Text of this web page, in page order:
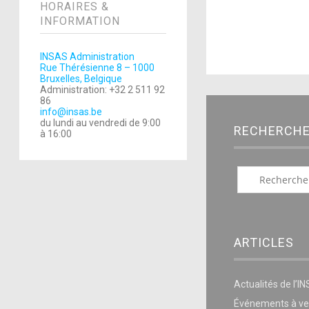
HORAIRES &
INFORMATION
INSAS Administration
Rue Thérésienne 8 – 1000
Bruxelles, Belgique
Administration: +32 2 511 92
86
info@insas.be
du lundi au vendredi de 9:00
à 16:00
ARTICLES
Actualités de
Événements à